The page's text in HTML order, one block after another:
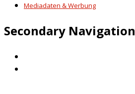
Mediadaten & Werbung
Secondary Navigation